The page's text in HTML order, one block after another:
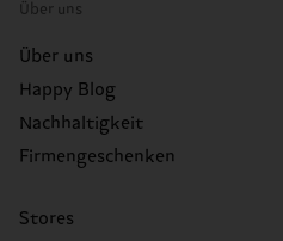
Über uns
Über uns
Happy Blog
Nachhaltigkeit
Firmengeschenken
Stores